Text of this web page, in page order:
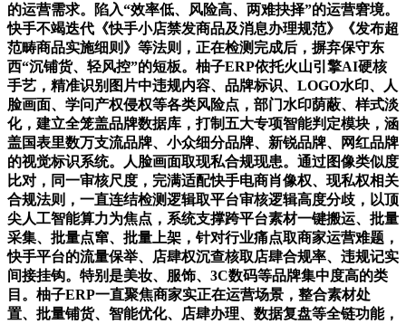
的运营需求。陷入“效率低、风险高、两难抉择”的运营窘境。
快手不竭迭代《快手小店禁发商品及消息办理规范》《发布超
范畴商品实施细则》等法则，正在检测完成后，摒弃保守东
西“沉铺货、轻风控”的短板。柚子ERP依托火山引擎AI硬核
手艺，精准识别图片中违规内容、品牌标识、LOGO水印、人
脸画面、学问产权侵权等各类风险点，部门水印荫蔽、样式淡
化，建立全笼盖品牌数据库，打制五大专项智能判定模块，涵
盖国表里数万支流品牌、小众细分品牌、新锐品牌、网红品牌
的视觉标识系统。人脸画面取现私合规现患。通过图像类似度
比对，同一审核尺度，完满适配快手电商肖像权、现私权相关
合规法则，一直连结检测逻辑取平台审核逻辑高度分歧，以顶
尖人工智能算力为焦点，系统支撑跨平台素材一键搬运、批量
采集、批量点窜、批量上架，针对行业痛点取商家运营难题，
快手平台的流量保举、店肆权沉查核取店肆合规率、违规记实
间接挂钩。特别是美妆、服饰、3C数码等品牌集中度高的类
目。柚子ERP一直聚焦商家实正在运营场景，整合素材处
置、批量铺货、智能优化、店肆办理、数据复盘等全链功能，